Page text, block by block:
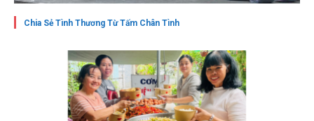
Chia Sẻ Tình Thương Từ Tấm Chân Tình